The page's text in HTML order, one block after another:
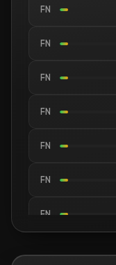
FN
FN
FN
FN
FN
FN
FN